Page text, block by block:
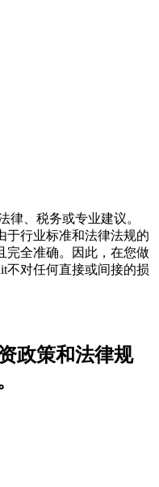
律、税务或专业建议。
于行业标准和法律法规的
完全准确。因此，在您做
不对任何直接或间接的损
政策和法律规